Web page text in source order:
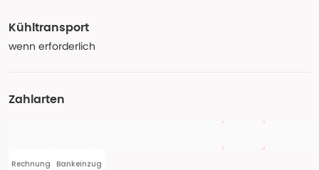
Kühltransport
wenn erforderlich
Zahlarten
Rechnung Bankeinzug